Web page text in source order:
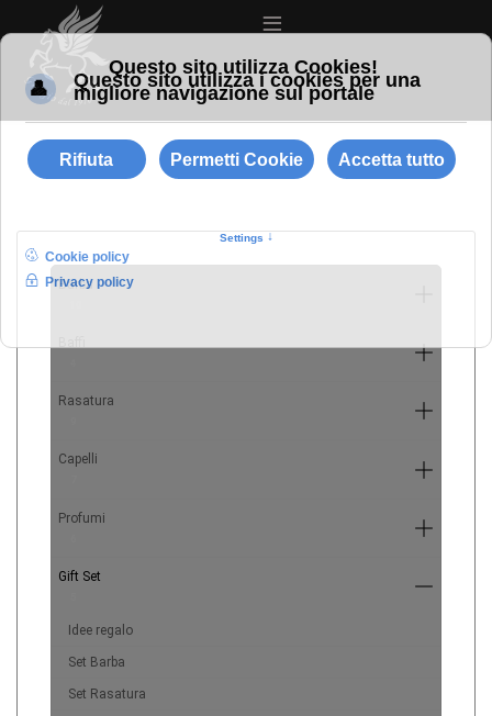
≡
Barba
Rasatura
Capelli
Profumi
Gift Set
Idee regalo
Set Barba
Set Rasatura